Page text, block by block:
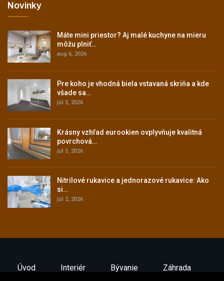
Novinky
Máte mini priestor? Aj malé kuchyne na mieru
môžu plniť…
aug 6, 2026
Pre koho je vhodná biela vstavaná skriňa a kde
všade sa…
júl 5, 2026
Krásny vzhľad eurookien ovplyvňuje kvalitná
povrchová…
júl 3, 2026
Nitrilové rukavice a jednorazové rukavice: Ako
si…
júl 2, 2026
Úvod Interiér Bývanie
Záhrada